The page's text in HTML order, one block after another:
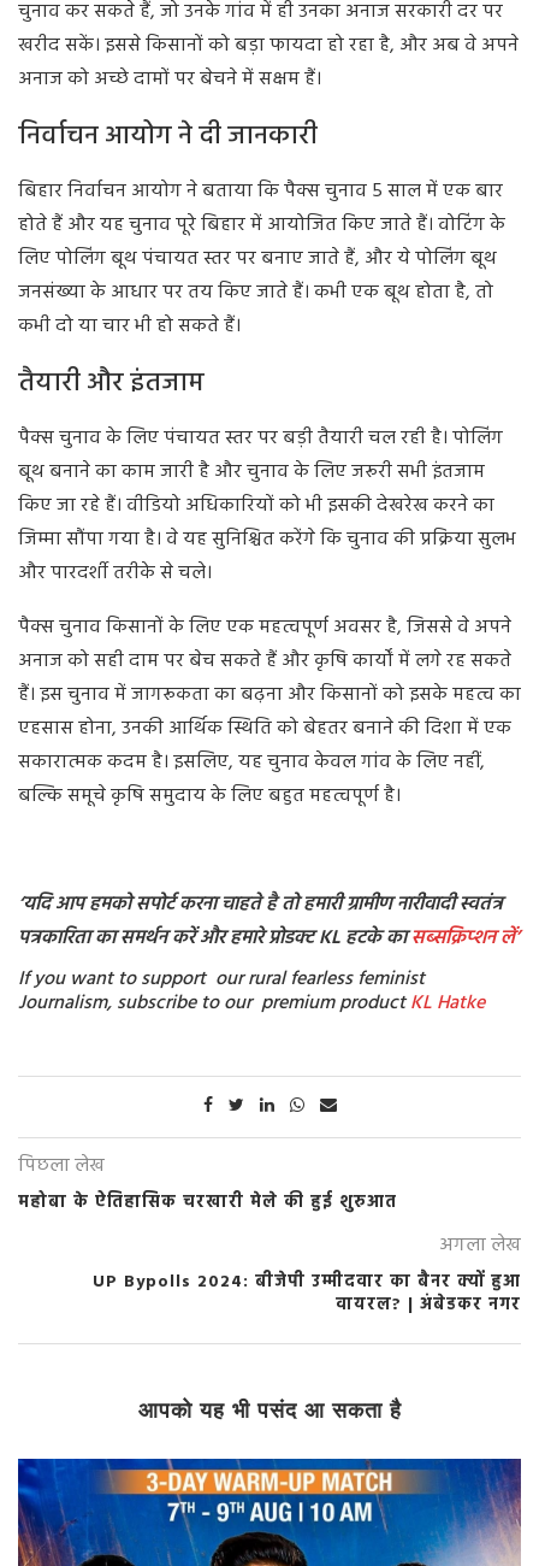
चुनाव कर सकते हैं, जो उनके गांव में ही उनका अनाज सरकारी दर पर
खरीद सकें। इससे किसानों को बड़ा फायदा हो रहा है, और अब वे अपने
अनाज को अच्छे दामों पर बेचने में सक्षम हैं।
निर्वाचन आयोग ने दी जानकारी
बिहार निर्वाचन आयोग ने बताया कि पैक्स चुनाव 5 साल में एक बार
होते हैं और यह चुनाव पूरे बिहार में आयोजित किए जाते हैं। वोटिंग के
लिए पोलिंग बूथ पंचायत स्तर पर बनाए जाते हैं, और ये पोलिंग बूथ
जनसंख्या के आधार पर तय किए जाते हैं। कभी एक बूथ होता है, तो
कभी दो या चार भी हो सकते हैं।
तैयारी और इंतजाम
पैक्स चुनाव के लिए पंचायत स्तर पर बड़ी तैयारी चल रही है। पोलिंग
बूथ बनाने का काम जारी है और चुनाव के लिए जरूरी सभी इंतजाम
किए जा रहे हैं। वीडियो अधिकारियों को भी इसकी देखरेख करने का
जिम्मा सौंपा गया है। वे यह सुनिश्चित करेंगे कि चुनाव की प्रक्रिया सुलभ
और पारदर्शी तरीके से चले।
पैक्स चुनाव किसानों के लिए एक महत्वपूर्ण अवसर है, जिससे वे अपने
अनाज को सही दाम पर बेच सकते हैं और कृषि कार्यों में लगे रह सकते
हैं। इस चुनाव में जागरूकता का बढ़ना और किसानों को इसके महत्व का
एहसास होना, उनकी आर्थिक स्थिति को बेहतर बनाने की दिशा में एक
सकारात्मक कदम है। इसलिए, यह चुनाव केवल गांव के लिए नहीं,
बल्कि समूचे कृषि समुदाय के लिए बहुत महत्वपूर्ण है।
‘यदि आप हमको सपोर्ट करना चाहते है तो हमारी ग्रामीण नारीवादी स्वतंत्र
पत्रकारिता का समर्थन करें और हमारे प्रोडक्ट KL हटके कासब्सक्रिप्शनलें’
If you want to support our rural fearless feminist
Journalism, subscribe to our premium productKL Hatke
पिछला लेख
महोबा के ऐतिहासिक चरखारी मेले की हुई शुरुआत
अगला लेख
UP Bypolls 2024: बीजेपी उम्मीदवार का बैनर क्यों हुआ
वायरल? | अंबेडकर नगर
आपको यह भी पसंद आ सकता है